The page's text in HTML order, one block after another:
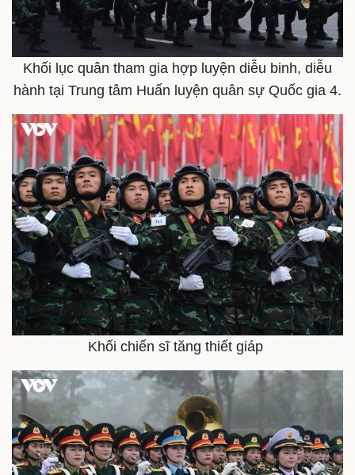
Thể thao
Bóng đá
Lịch thi đấu bóng đá
Thế giới thể thao
Hậu trường
Ô tô - Xe máy
Ô tô
Xe máy
Tư vấn
Khối lục quân tham gia hợp luyện diễu binh, diễu
hành tại Trung tâm Huấn luyện quân sự Quốc gia 4.
Khối chiến sĩ tăng thiết giáp